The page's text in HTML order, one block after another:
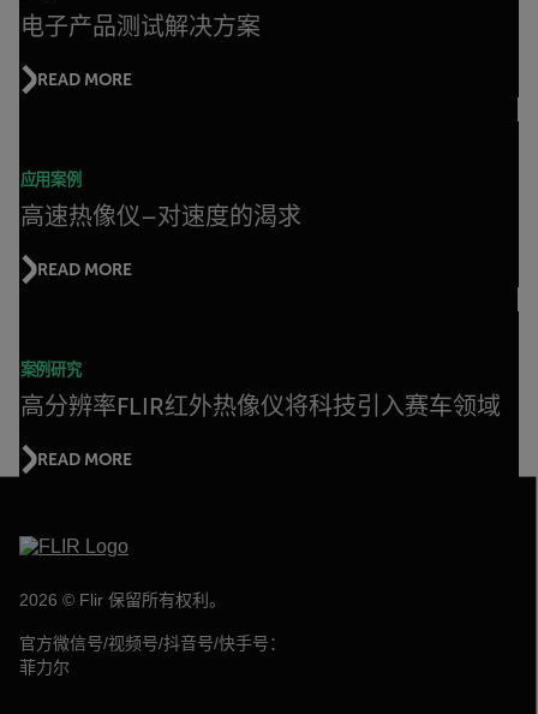
电子产品测试解决方案
READ MORE
应用案例
高速热像仪–对速度的渴求
READ MORE
案例研究
高分辨率FLIR红外热像仪将科技引入赛车领域
READ MORE
2026 © Flir 保留所有权利。
官方微信号/视频号/抖音号/快手号：
菲力尔